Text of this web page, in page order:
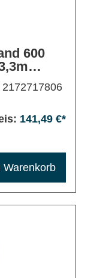
600
141,49 €*
Warenkorb